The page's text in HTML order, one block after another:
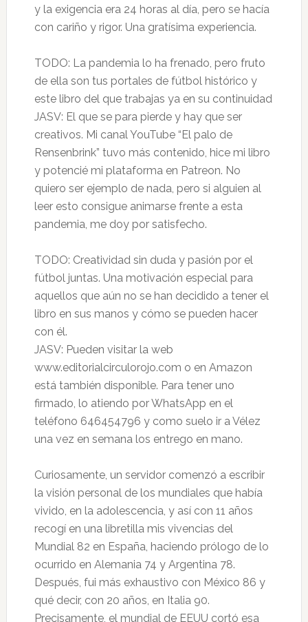
y la exigencia era 24 horas al día, pero se hacía
con cariño y rigor. Una gratísima experiencia.
TODO: La pandemia lo ha frenado, pero fruto
de ella son tus portales de fútbol histórico y
este libro del que trabajas ya en su continuidad
JASV: El que se para pierde y hay que ser
creativos. Mi canal YouTube “El palo de
Rensenbrink” tuvo más contenido, hice mi libro
y potencié mi plataforma en Patreon. No
quiero ser ejemplo de nada, pero si alguien al
leer esto consigue animarse frente a esta
pandemia, me doy por satisfecho.
TODO: Creatividad sin duda y pasión por el
fútbol juntas. Una motivación especial para
aquellos que aún no se han decidido a tener el
libro en sus manos y cómo se pueden hacer
con él.
JASV: Pueden visitar la web
www.editorialcirculorojo.com o en Amazon
está también disponible. Para tener uno
firmado, lo atiendo por WhatsApp en el
teléfono 646454796 y como suelo ir a Vélez
una vez en semana los entrego en mano.
Curiosamente, un servidor comenzó a escribir
la visión personal de los mundiales que había
vivido, en la adolescencia, y así con 11 años
recogí en una libretilla mis vivencias del
Mundial 82 en España, haciendo prólogo de lo
ocurrido en Alemania 74 y Argentina 78.
Después, fui más exhaustivo con México 86 y
qué decir, con 20 años, en Italia 90.
Precisamente, el mundial de EEUU cortó esa